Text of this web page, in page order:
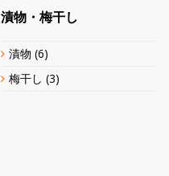
漬物・梅干し
漬物 (6)
梅干し (3)